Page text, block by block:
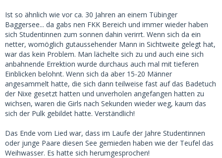
Ist so ähnlich wie vor ca. 30 Jahren an einem Tübinger
Baggersee... da gabs nen FKK Bereich und immer wieder haben
sich Studentinnen zum sonnen dahin verirrt. Wenn sich da ein
netter, womöglich gutaussehender Mann in Sichtweite gelegt hat,
war das kein Problem. Man lächelte sich zu und auch eine sich
anbahnende Errektion wurde durchaus auch mal mit tieferen
Einblicken belohnt. Wenn sich da aber 15-20 Männer
angesammelt hatte, die sich dann teilweise fast auf das Badetuch
der Nixe gesetzt hatten und unverholen angefangen hatten zu
wichsen, waren die Girls nach Sekunden wieder weg, kaum das
sich der Pulk gebildet hatte. Verständlich!
Das Ende vom Lied war, dass im Laufe der Jahre Studentinnen
oder junge Paare diesen See gemieden haben wie der Teufel das
Weihwasser. Es hatte sich herumgesprochen!